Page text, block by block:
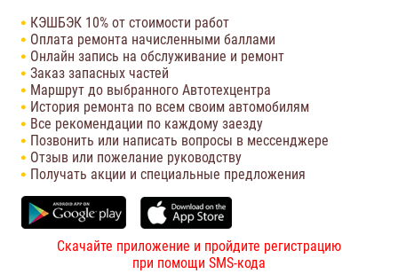
КЭШБЭК 10% от стоимости работ
Оплата ремонта начисленными баллами
Онлайн запись на обслуживание и ремонт
Заказ запасных частей
Маршрут до выбранного Автотехцентра
История ремонта по всем своим автомобилям
Все рекомендации по каждому заезду
Позвонить или написать вопросы в мессенджере
Отзыв или пожелание руководству
Получать акции и специальные предложения
Скачайте приложение и пройдите регистрацию
при помощи SMS-кода